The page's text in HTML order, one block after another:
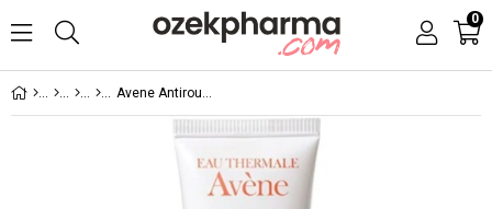
0
Avene Antirougeurs Fort 30 ml